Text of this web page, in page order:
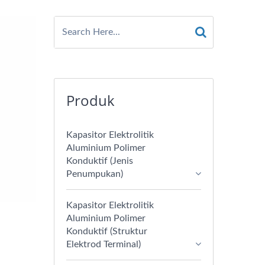
Produk
Kapasitor Elektrolitik
Aluminium Polimer
Konduktif (Jenis
Penumpukan)
Kapasitor Elektrolitik
Aluminium Polimer
Konduktif (Struktur
Elektrod Terminal)